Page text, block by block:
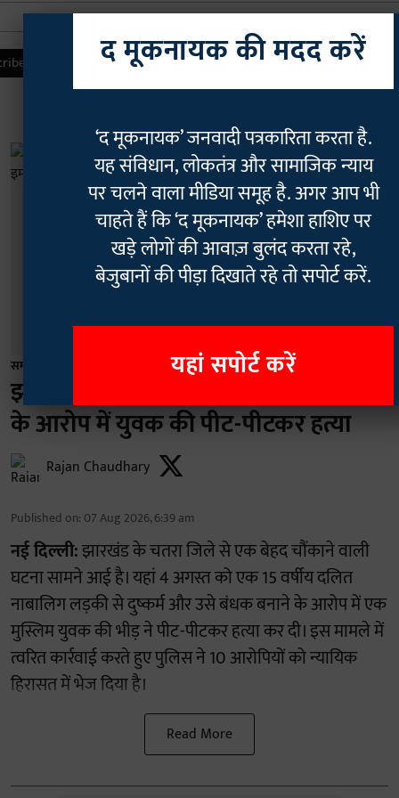
समाज
झारखंड के चतरा में दलित नाबालिग से रेप
के आरोप में युवक की पीट-पीटकर हत्या
Rajan Chaudhary
Published on: 07 Aug 2026, 6:39 am
नई दिल्ली:झारखंड के चतरा जिले से एक बेहद चौंकाने वाली
घटना सामने आई है। यहां 4 अगस्त को एक 15 वर्षीय दलित
नाबालिग लड़की से दुष्कर्म और उसे बंधक बनाने के आरोप में एक
मुस्लिम युवक की भीड़ ने पीट-पीटकर हत्या कर दी। इस मामले में
त्वरित कार्रवाई करते हुए पुलिस ने 10 आरोपियों को न्यायिक
हिरासत में भेज दिया है।
Read More
द मूकनायक की मदद करें
‘द मूकनायक’ जनवादी पत्रकारिता करता है.
यह संविधान, लोकतंत्र और सामाजिक न्याय
पर चलने वाला मीडिया समूह है. अगर आप भी
चाहते हैं कि ‘द मूकनायक’ हमेशा हाशिए पर
खड़े लोगों की आवाज़ बुलंद करता रहे,
बेजुबानों की पीड़ा दिखाते रहे तो सपोर्ट करें.
यहां सपोर्ट करें